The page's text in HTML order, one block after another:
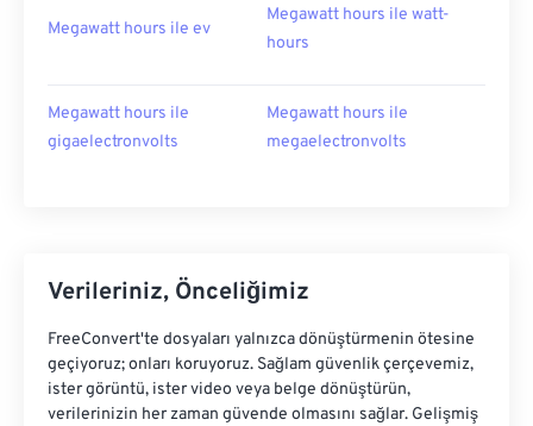
Megawatt hours ile ev
Megawatt hours ile watt-
hours
Megawatt hours ile
gigaelectronvolts
Megawatt hours ile
megaelectronvolts
Verileriniz, Önceliğimiz
FreeConvert'te dosyaları yalnızca dönüştürmenin ötesine
geçiyoruz; onları koruyoruz. Sağlam güvenlik çerçevemiz,
ister görüntü, ister video veya belge dönüştürün,
verilerinizin her zaman güvende olmasını sağlar. Gelişmiş